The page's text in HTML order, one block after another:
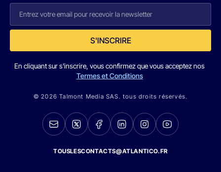
S'INSCRIRE
En cliquant sur s'inscrire, vous confirmez que vous acceptez nos
Termes et Conditions
© 2026 Talmont Media SAS. tous droits réservés.
TOUSLESCONTACTS@ATLANTICO.FR